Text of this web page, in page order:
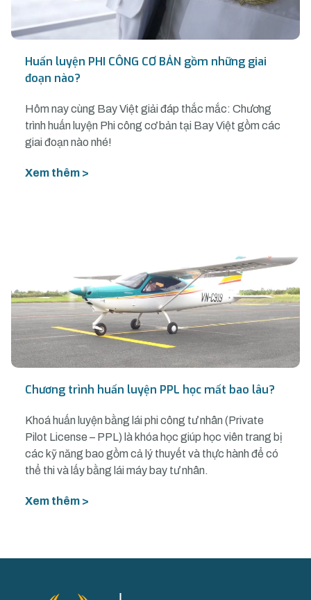
Huấn luyện PHI CÔNG CƠ BẢN gồm những giai
đoạn nào?
Hôm nay cùng Bay Việt giải đáp thắc mắc: Chương
trình huấn luyện Phi công cơ bản tại Bay Việt gồm các
giai đoạn nào nhé!
Xem thêm >
Chương trình huấn luyện PPL học mất bao lâu?
Khoá huấn luyện bằng lái phi công tư nhân (Private
Pilot License – PPL) là khóa học giúp học viên trang bị
các kỹ năng bao gồm cả lý thuyết và thực hành để có
thể thi và lấy bằng lái máy bay tư nhân.
Xem thêm >